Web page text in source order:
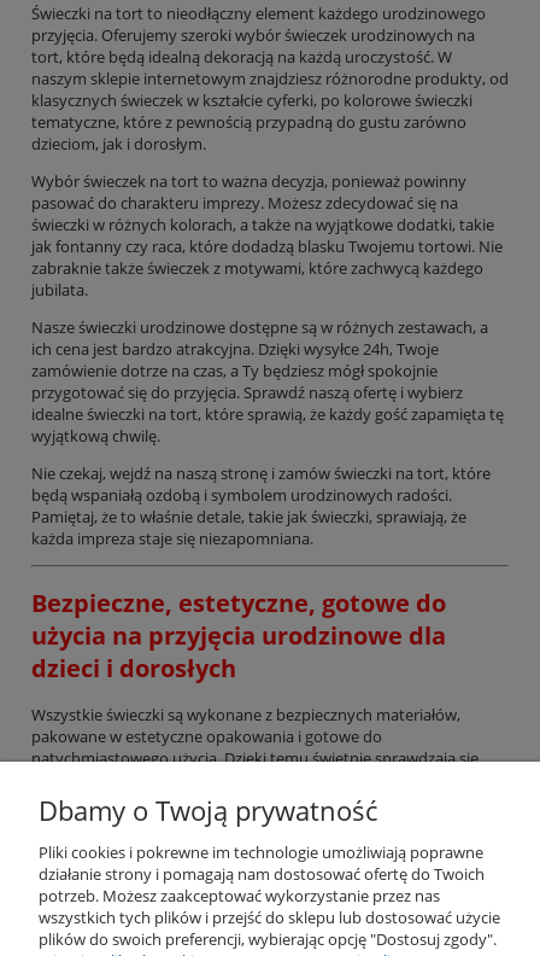
Świeczki na tort to nieodłączny element każdego urodzinowego
przyjęcia. Oferujemy szeroki wybór świeczek urodzinowych na
tort, które będą idealną dekoracją na każdą uroczystość. W
naszym sklepie internetowym znajdziesz różnorodne produkty, od
klasycznych świeczek w kształcie cyferki, po kolorowe świeczki
tematyczne, które z pewnością przypadną do gustu zarówno
dzieciom, jak i dorosłym.
Wybór świeczek na tort to ważna decyzja, ponieważ powinny
pasować do charakteru imprezy. Możesz zdecydować się na
świeczki w różnych kolorach, a także na wyjątkowe dodatki, takie
jak fontanny czy raca, które dodadzą blasku Twojemu tortowi. Nie
zabraknie także świeczek z motywami, które zachwycą każdego
jubilata.
Nasze świeczki urodzinowe dostępne są w różnych zestawach, a
ich cena jest bardzo atrakcyjna. Dzięki wysyłce 24h, Twoje
zamówienie dotrze na czas, a Ty będziesz mógł spokojnie
przygotować się do przyjęcia. Sprawdź naszą ofertę i wybierz
idealne świeczki na tort, które sprawią, że każdy gość zapamięta tę
wyjątkową chwilę.
Nie czekaj, wejdź na naszą stronę i zamów świeczki na tort, które
będą wspaniałą ozdobą i symbolem urodzinowych radości.
Pamiętaj, że to właśnie detale, takie jak świeczki, sprawiają, że
każda impreza staje się niezapomniana.
Bezpieczne, estetyczne, gotowe do
użycia na przyjęcia urodzinowe dla
dzieci i dorosłych
Wszystkie świeczki są wykonane z bezpiecznych materiałów,
pakowane w estetyczne opakowania i gotowe do
natychmiastowego użycia. Dzięki temu świetnie sprawdzają się
które podkreślą charakter Twojej uroczystości!
Pomoc
Dbamy o Twoją prywatność
Pliki cookies i pokrewne im technologie umożliwiają poprawne
działanie strony i pomagają nam dostosować ofertę do Twoich
potrzeb. Możesz zaakceptować wykorzystanie przez nas
wszystkich tych plików i przejść do sklepu lub dostosować użycie
plików do swoich preferencji, wybierając opcję "Dostosuj zgody".